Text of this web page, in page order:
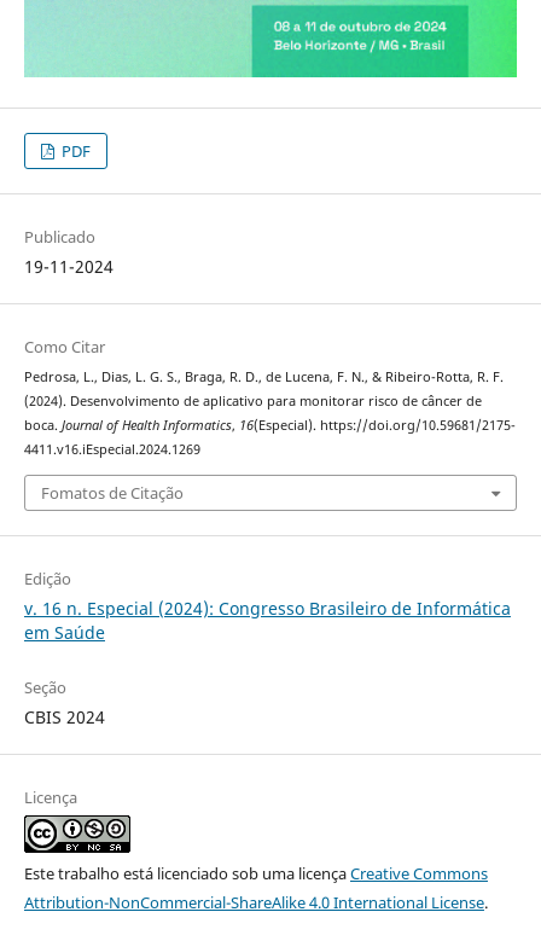
PDF
Publicado
19-11-2024
Como Citar
Pedrosa, L., Dias, L. G. S., Braga, R. D., de Lucena, F. N., & Ribeiro-Rotta, R. F.
(2024). Desenvolvimento de aplicativo para monitorar risco de câncer de
boca. Journal of Health Informatics, 16(Especial). https://doi.org/10.59681/2175-
4411.v16.iEspecial.2024.1269
Fomatos de Citação
Edição
v. 16 n. Especial (2024): Congresso Brasileiro de Informática
em Saúde
Seção
CBIS 2024
Licença
Este trabalho está licenciado sob uma licençaCreative Commons
Attribution-NonCommercial-ShareAlike 4.0 International License.